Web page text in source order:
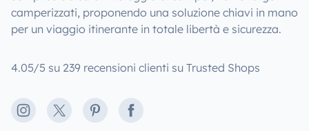
camperizzati, proponendo una soluzione chiavi in mano
per un viaggio itinerante in totale libertà e sicurezza.
4.05/5 su 239 recensioni clienti su Trusted Shops
Instagram
X PinterestFacebook